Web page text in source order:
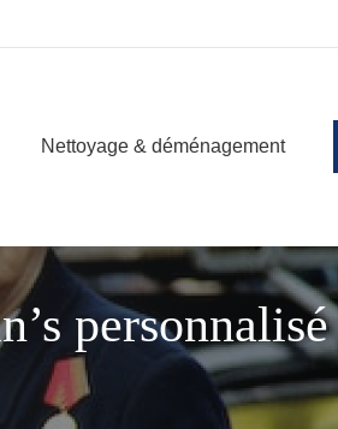
Nettoyage & déménagement
personnalisé